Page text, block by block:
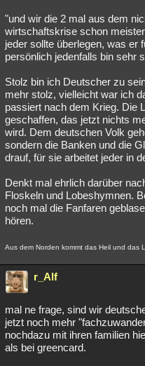
"und wir die 2 mal aus dem
wirtschaftskrise schon
jeder sollte überlegen, was er
persönlich jedenfalls bin sehr
Stolz bin ich Deutscher zu
mehr stolz, vielleicht war ich
passiert nach dem Krieg. Die
geschaffen, das jetzt nichts
wird. Dem deutschen Volk
sondern die Banken und die
drauf, für sie arbeitet jeder in
Denkt mal ehrlich darüber
Floskeln und Lobeshymnen.
noch mal die Fanfaren
hören.
Aus dem Norden kommt das Heil und das
r_Alf
mal ne frage, sind wir
jetzt noch mehr
nochdazu mit ihren familien
als bei greencard.